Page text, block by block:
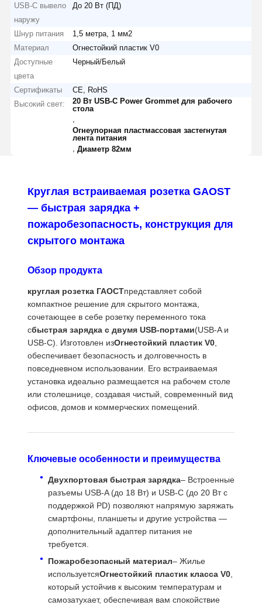
Главная
Страница
Продукция Ролики О Компании
Контроль
Качества
USB-C вывело
наружу
До 20 Вт (ПД)
Шнур питания
1,5 метра, 1 мм2
Материал
Огнестойкий пластик V0
Доступные
цвета
Черный/Белый
Сертификаты
CE, RoHS
Высокий свет:
20 Вт USB-C Power Grommet для рабочего
стола
Огнеупорная пластмассовая застегнутая
лента питания
Диаметр 82мм
Круглая встраиваемая розетка GAOST
— быстрая зарядка +
пожаробезопасность, конструкция для
скрытого монтажа
Обзор продукта
круглая розетка ГАОСТпредставляет собой
компактное решение для скрытого монтажа,
сочетающее в себе розетку переменного тока
сбыстрая зарядка с двумя USB-портами(USB‑A и
USB‑C). Изготовлен изОгнестойкий пластик V0,
обеспечивает безопасность и долговечность в
повседневном использовании. Его встраиваемая
установка идеально размещается на рабочем столе
или столешнице, создавая чистый, современный вид
офисов, домов и коммерческих помещений.
Ключевые особенности и преимущества
Двухпортовая быстрая зарядка– Встроенные
разъемы USB‑A (до 18 Вт) и USB‑C (до 20 Вт с
поддержкой PD) позволяют напрямую заряжать
смартфоны, планшеты и другие устройства —
дополнительный адаптер питания не
требуется.
Пожаробезопасный материал– Жилье
используетсяОгнестойкий пластик класса V0,
который устойчив к высоким температурам и
самозатухает, обеспечивая вам спокойствие